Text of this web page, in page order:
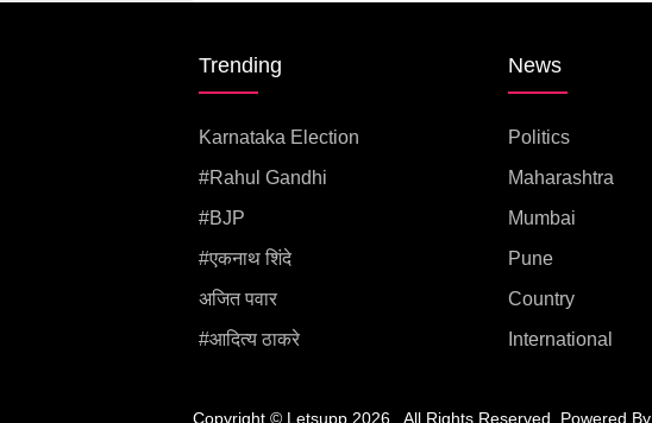
Trending
Karnataka Election
#rahul Gandhi
#BJP
#एकनाथ शिंदे
अजित पवार
#आदित्य ठाकरे
News
Politics
Maharashtra
Mumbai
Pune
Country
International
Copyright © Letsupp 2026 . All Rights Reserved. Powered By